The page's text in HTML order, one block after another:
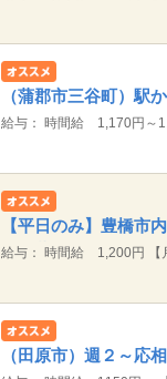
（蒲郡市三谷町）駅
の清掃 週1日 2時間
給与： 時間給 1,170円～
【平日のみ】豊橋市
落ち葉拾い
給与： 時間給 1,200円 【
（田原市）週２～